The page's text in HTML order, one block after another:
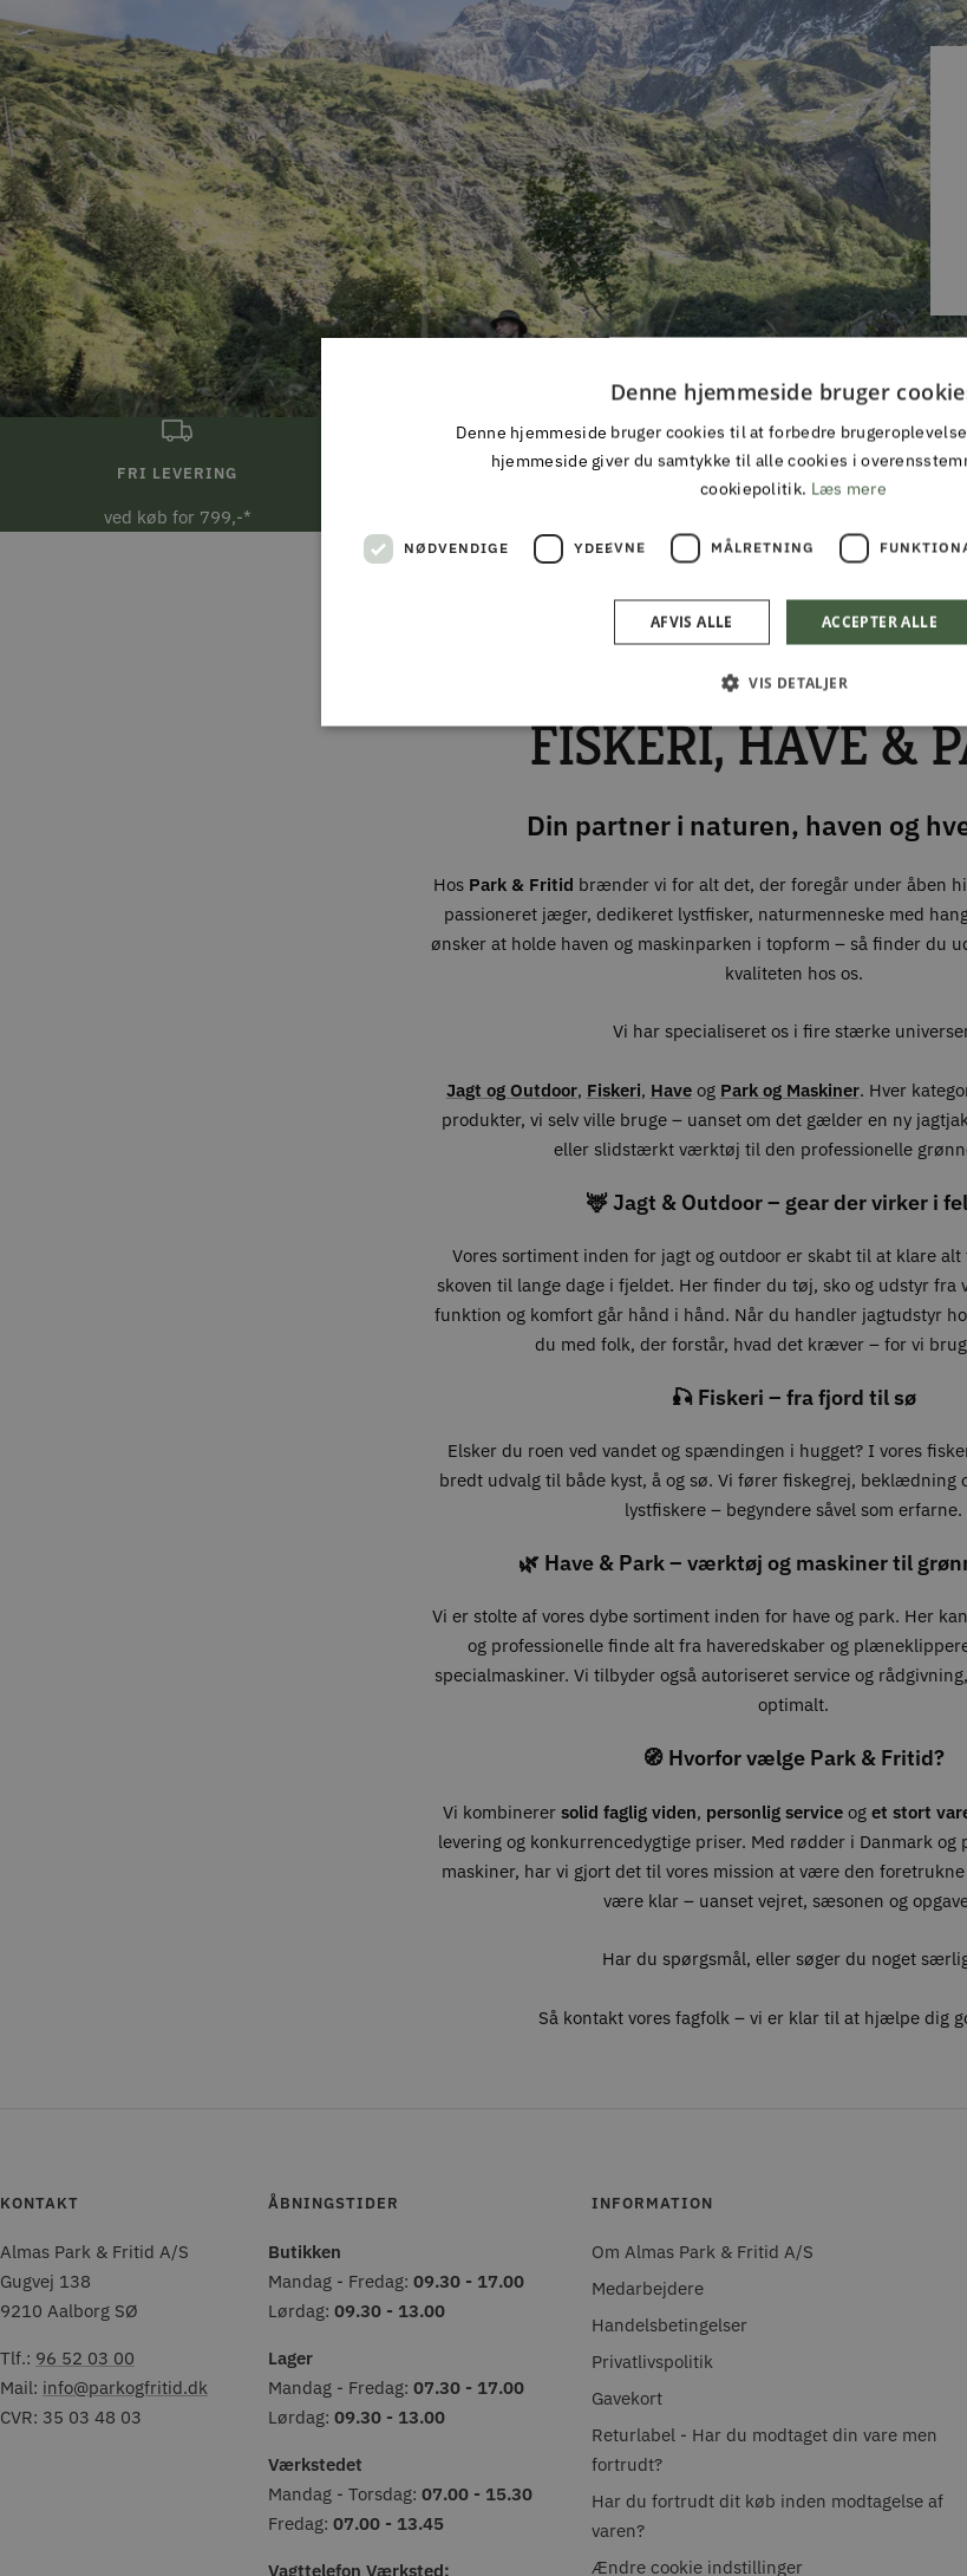
FRI LEVERING
ved køb for 799,-*
DAG TIL DAG LEVERING 30
ALMAS PARK & FRITID
ALT I JAGT &
FISKERI, HAVE &
Din partner i naturen, haven og
Hos Park & Fritid brænder vi for alt det, der foregår under åben
passioneret jæger, dedikeret lystfisker, naturmenneske med
ønsker at holde haven og maskinparken i topform – så finder du
kvaliteten hos os.
Vi har specialiseret os i fire stærke
Jagt og Outdoor, Fiskeri, Haveog Park og Maskiner. Hver
produkter, vi selv ville bruge – uanset om det gælder en ny
eller slidstærkt værktøj til den professionelle
🦌 Jagt & Outdoor – gear der virker i
Vores sortiment inden for jagt og outdoor er skabt til at klare
skoven til lange dage i fjeldet. Her finder du tøj, sko og udstyr
funktion og komfort går hånd i hånd. Når du handler jagtudstyr
du med folk, der forstår, hvad det kræver – for vi
🎣 Fiskeri – fra fjord til sø
Elsker du roen ved vandet og spændingen i hugget? I vores
bredt udvalg til både kyst, å og sø. Vi fører fiskegrej, beklædning
lystfiskere – begyndere såvel som erfarne.
🌿 Have & Park – værktøj og maskiner til
Vi er stolte af vores dybe sortiment inden for have og park. Her
og professionelle finde alt fra haveredskaber og
specialmaskiner. Vi tilbyder også autoriseret service og
optimalt.
🧭 Hvorfor vælge Park & Fritid?
Vi kombinerer solid faglig viden, personlig service og et stort
levering og konkurrencedygtige priser. Med rødder i Danmark og
maskiner, har vi gjort det til vores mission at være den
være klar – uanset vejret, sæsonen og
Har du spørgsmål, eller søger du noget
Så kontakt vores fagfolk – vi er klar til at hjælpe dig
KONTAKT
Almas Park & Fritid A/S
Gugvej 138
9210 Aalborg SØ
Tlf.: 96 52 03 00
Mail: info@parkogfritid.dk
CVR: 35 03 48 03
ÅBNINGSTIDER
Butikken
Mandag - Fredag: 09.30 - 17.00
Lørdag: 09.30 - 13.00
Lager
Mandag - Fredag: 07.30 - 17.00
Lørdag: 09.30 - 13.00
Værkstedet
Mandag - Torsdag: 07.00 - 15.30
Fredag: 07.00 - 13.45
Vagttelefon Værksted:
INFORMATION
Om Almas Park & Fritid A/S
Medarbejdere
Handelsbetingelser
Privatlivspolitik
Gavekort
Returlabel - Har du modtaget din vare men
fortrudt?
Har du fortrudt dit køb inden modtagelse af
varen?
Ændre cookie indstillinger
Denne hjemmeside bruger
Denne hjemmeside bruger cookies til at forbedre
hjemmeside giver du samtykke til alle cookies i
cookiepolitik. Læs mere
NØDVENDIGE YDEEVNE MÅLRETNING
ACCEPTER ALLE
AFVIS ALLE
VIS DETALJER